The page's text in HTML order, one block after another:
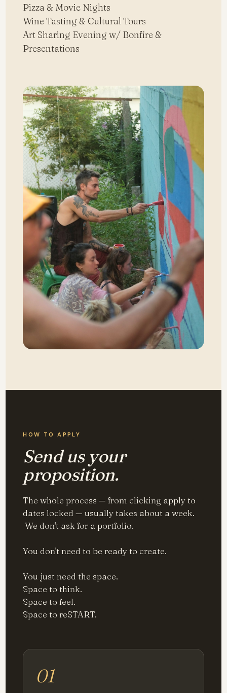
Pizza & Movie Nights
Wine Tasting & Cultural Tours
Art Sharing Evening w/ Bonfire &
Presentations
HOW TO APPLY
Send us your
proposition.
The whole process — from clicking apply to
dates locked — usually takes about a week.
We don't ask for a portfolio.
You don't need to be ready to create.
You just need the space.
Space to think.
Space to feel.
Space to reSTART.
01